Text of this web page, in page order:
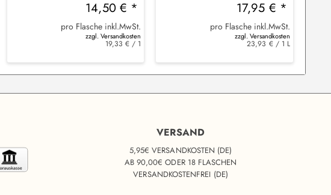
14,50 € *
pro Flasche inkl.MwSt.
zzgl. Versandkosten
19,33 € / 1
17,95 € *
pro Flasche inkl.MwSt.
zzgl. Versandkosten
23,93 € / 1 L
VERSAND
5,95€ VERSANDKOSTEN (DE)
AB 90,00€ ODER 18 FLASCHEN
VERSANDKOSTENFREI (DE)